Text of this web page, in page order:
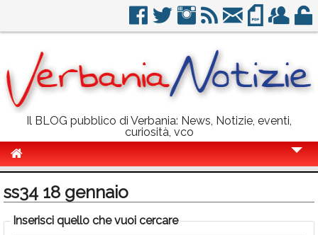
Il BLOG pubblico di Verbania: News, Notizie, eventi,
curiosità, vco
Politica
ss34 18 gennaio
Inserisci quello che vuoi cercare